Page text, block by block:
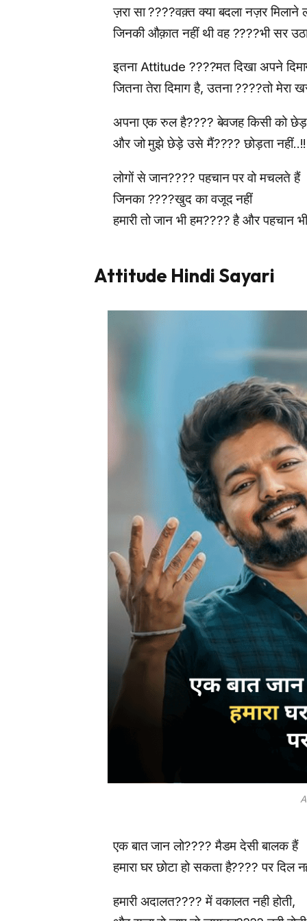
ज़रा सा ????वक़्त क्या बदला नज़र मिलाने
जिनकी औक़ात नहीं थी वह ????भी सर
इतना Attitude ????मत दिखा अपने
जितना तेरा दिमाग है, उतना ????तो मेरा
अपना एक रुल है???? बेवजह किसी को
और जो मुझे छेड़े उसे मैं???? छोड़ता नहीं..!!
लोगों से जान???? पहचान पर वो मचलते हैं
जिनका ????खुद का वजूद नहीं
हमारी तो जान भी हम???? है और पहचान
Attitude Hindi Sayari
एक बात जान लो???? मैडम देसी बालक हैं
हमारा घर छोटा हो सकता है???? पर दिल
हमारी अदालत???? में वकालत नही होती,